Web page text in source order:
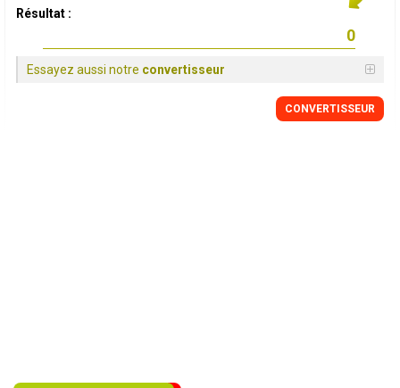
Résultat :
Essayez aussi notre convertisseur
CONVERTISSEUR